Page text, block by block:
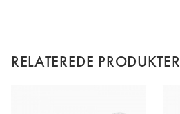
RELATEREDE PRODUKTER